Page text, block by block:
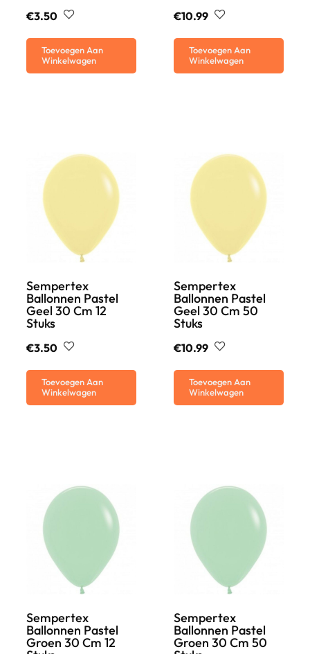
€3.50
Toevoegen Aan
Winkelwagen
€10.99
Toevoegen Aan
Winkelwagen
Sempertex
Ballonnen Pastel
Geel 30 Cm 12
Stuks
€3.50
Toevoegen Aan
Winkelwagen
Sempertex
Ballonnen Pastel
Geel 30 Cm 50
Stuks
€10.99
Toevoegen Aan
Winkelwagen
Sempertex
Ballonnen Pastel
Groen 30 Cm 12
Sempertex
Ballonnen Pastel
Groen 30 Cm 50